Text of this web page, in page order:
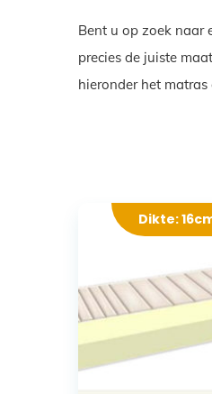
Bent u op zoek naar
precies de juiste
hieronder het
Dikte: